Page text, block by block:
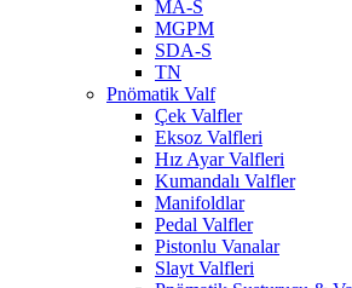
MA-S
MGPM
SDA-S
TN
Pnömatik Valf
Çek Valfler
Eksoz Valfleri
Hız Ayar Valfleri
Kumandalı Valfler
Manifoldlar
Pedal Valfler
Pistonlu Vanalar
Slayt Valfleri